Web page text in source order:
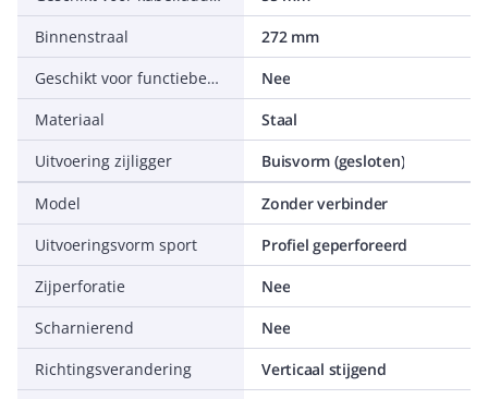
Binnenstraal
272 mm
Geschikt voor functiebehoud
Nee
Materiaal
Staal
Uitvoering zijligger
Buisvorm (gesloten)
Model
Zonder verbinder
Uitvoeringsvorm sport
Profiel geperforeerd
Zijperforatie
Nee
Scharnierend
Nee
Richtingsverandering
Verticaal stijgend